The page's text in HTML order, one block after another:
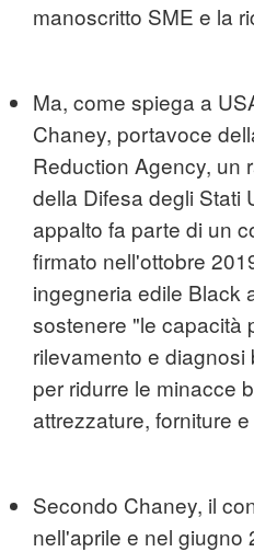
manoscritto SME e la
Ma, come spiega a
Chaney, portavoce
Reduction Agency, un
della Difesa degli Stati
appalto fa parte di un
firmato nell'ottobre
ingegneria edile Black
sostenere "le capacità
rilevamento e
per ridurre le minacce
attrezzature, forniture
Secondo Chaney, il
nell'aprile e nel giugno